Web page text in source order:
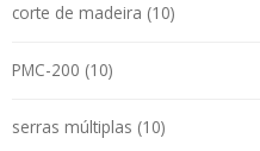
corte de madeira (10)
PMC-200 (10)
serras múltiplas (10)